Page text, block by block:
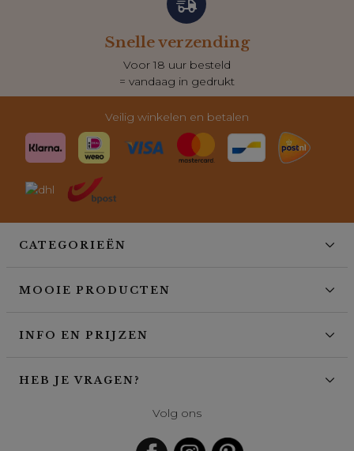
Snelle verzending
Voor 18 uur besteld
= vandaag in gedrukt
Veilig winkelen en betalen
CATEGORIEËN
MOOIE PRODUCTEN
INFO EN PRIJZEN
HEB JE VRAGEN?
Volg ons